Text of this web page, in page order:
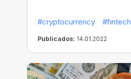
#cryptocurrency #fintech
Publicados: 14.01.2022